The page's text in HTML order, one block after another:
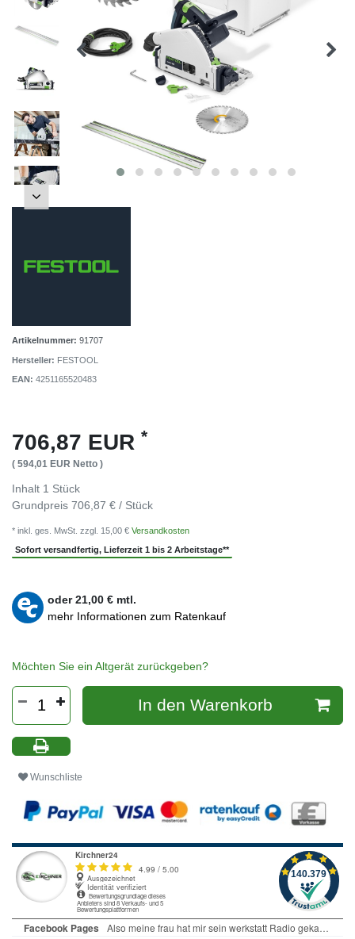
Artikelnummer: 91707
Hersteller: FESTOOL
EAN: 4251165520483
706,87 EUR *
( 594,01 EUR Netto )
Inhalt 1 Stück
Grundpreis 706,87 € / Stück
* inkl. ges. MwSt. zzgl. 15,00 € Versandkosten
Sofort versandfertig, Lieferzeit 1 bis 2 Arbeitstage**
oder21,00 € mtl.
mehr Informationen zum Ratenkauf
Möchten Sie ein Altgerät zurückgeben?
In den Warenkorb
Wunschliste